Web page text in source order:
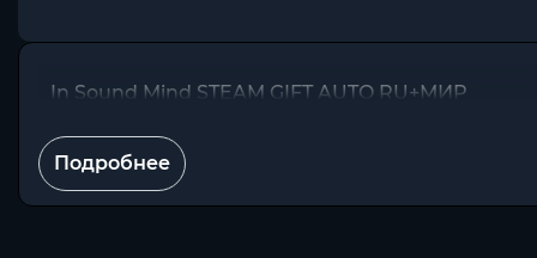
In Sound Mind STEAM GIFT AUTO RU+МИР
Подробнее